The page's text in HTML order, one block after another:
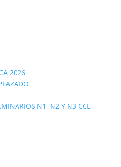
2026
N1, N2 Y N3 CCE